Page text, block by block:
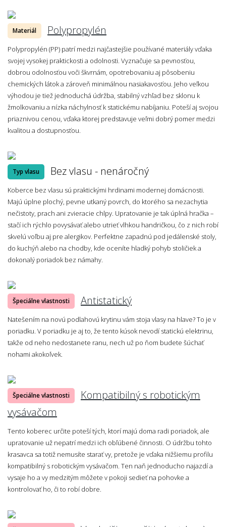
Materiál Polypropylén
Polypropylén (PP) patrí medzi najčastejšie používané materiály vďaka
svojej vysokej praktickosti a odolnosti. Vyznačuje sa pevnosťou,
dobrou odolnosťou voči škvrnám, opotrebovaniu aj pôsobeniu
chemických látok a zároveň minimálnou nasiakavosťou. Jeho veľkou
výhodou je tiež jednoduchá údržba, stabilný vzhľad bez sklonu k
žmolkovaniu a nízka náchylnosť k statickému nabíjaniu. Poteší aj svojou
priaznivou cenou, vďaka ktorej predstavuje veľmi dobrý pomer medzi
kvalitou a dostupnosťou.
Typ vlasu Bez vlasu - nenáročný
Koberce bez vlasu sú praktickými hrdinami modernej domácnosti.
Majú úplne plochý, pevne utkaný povrch, do ktorého sa nezachytia
nečistoty, prach ani zvieracie chlpy. Upratovanie je tak úplná hračka –
stačí ich rýchlo povysávať alebo utrieť vlhkou handričkou, čo z nich robí
skvelú voľbu aj pre alergikov. Perfektne zapadnú pod jedálenské stoly,
do kuchýň alebo na chodby, kde oceníte hladký pohyb stoličiek a
dokonalý poriadok bez námahy.
Špeciálne vlastnosti Antistatický
Natešením na novú podlahovú krytinu vám stoja vlasy na hlave? To je v
poriadku. V poriadku je aj to, že tento kúsok nevodí statickú elektrinu,
takže od neho nedostanete ranu, nech už po ňom budete šúchať
nohami akokoľvek.
Špeciálne vlastnosti
Kompatibilný s robotickým
vysávačom
Tento koberec určite poteší tých, ktorí majú doma radi poriadok, ale
upratovanie už nepatrí medzi ich obľúbené činnosti. O údržbu tohto
krasavca sa totiž nemusíte starať vy, pretože je vďaka nižšiemu profilu
kompatibilný s robotickým vysávačom. Ten naň jednoducho najazdí a
vysaje ho a vy medzitým môžete v pokoji sedieť na pohovke a
kontrolovať ho, či to robí dobre.